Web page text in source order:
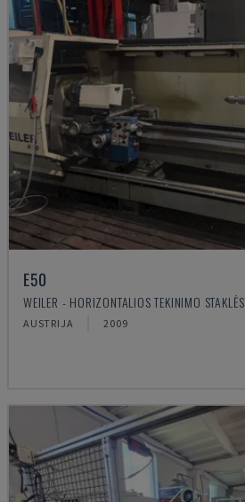
E50
WEILER - HORIZONTALIOS TEKINIMO STAKLĖS
AUSTRIJA 2009